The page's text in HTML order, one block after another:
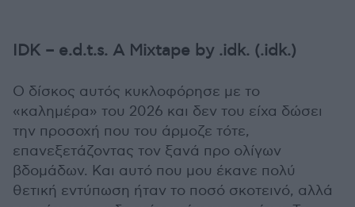
IDK – e.d.t.s. A Mixtape by .idk. (.idk.)
Ο δίσκος αυτός κυκλοφόρησε με το
«καλημέρα» του 2026 και δεν του είχα δώσει
την προσοχή που του άρμοζε τότε,
επανεξετάζοντας τον ξανά προ ολίγων
βδομάδων. Και αυτό που μου έκανε πολύ
θετική εντύπωση ήταν το ποσό σκοτεινό, αλλά